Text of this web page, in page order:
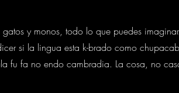
y monos, todo lo que puedes
si la lingua esta k-brado como
fu fa no endo cambradia. La cosa, no